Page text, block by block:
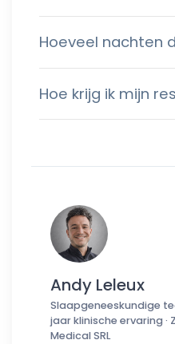
Hoeveel nachten
Hoe krijg ik mijn
Andy Leleux
Slaapgeneeskundige
jaar klinische ervaring ·
Medical SRL